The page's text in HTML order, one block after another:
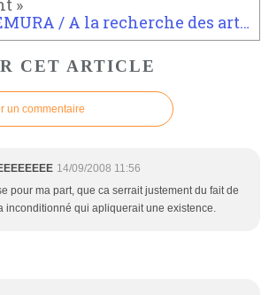
SHIGUERU UEMURA / A la recherche des arts martiaux
CET ARTICLE
un commentaire
14/09/2008 11:56
pour ma part, que ca serrait justement du fait de
inconditionné qui apliquerait une existence.